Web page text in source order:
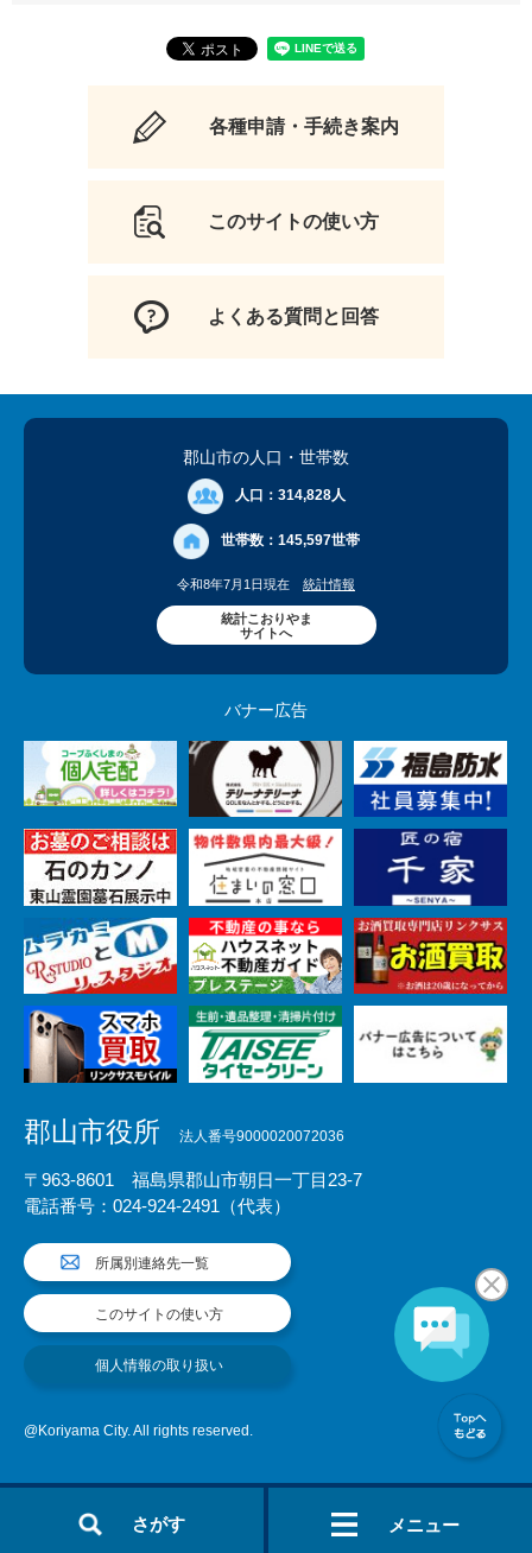
さがす メニュー
各種申請・手続き案内
このサイトの使い方
よくある質問と回答
郡山市の人口 ・世帯数
人口： 314,828人
世帯数： 145,597世帯
令和8年7月1日現在 統計情報
統計こおりやま
サイトへ
バナー広告
郡山市役所 法人番号9000020072036
〒963-8601 福島県郡山市朝日一丁目23-7
電話番号：024-924-2491（代表）
所属別連絡先一覧
このサイトの使い方
個人情報の取り扱い
@Koriyama City. All rights reserved.